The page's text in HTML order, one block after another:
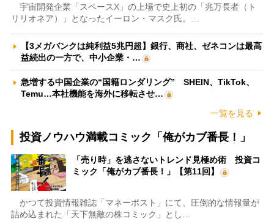
宇宙開発企業「スペースX」の上場で史上初の「兆万長者（ト
リリオネア）」となったイーロン・マスク氏。…
【3メガバンクは純利益5兆円超】銀行、商社、ゼネコンは最高
益続出の一方で、中小企業・…
急増する中国企業の“国籍ロンダリング” SHEIN、TikTok、
Temu…本社機能を海外に移転させ…
一覧を見る
投資ノウハウ満載コミック「俺がカブ番長！」
「売り時」を逃さないトレンド見極め術 投資コ
ミック「俺がカブ番長！」【第11回】
かつて投資情報雑誌「マネーポスト」にて、圧倒的な情報量が
詰め込まれた「天下無敵の株コミック」とし…